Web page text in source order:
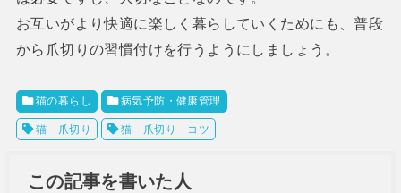
お互いがより快適に楽しく暮らしていくためにも、普段
から爪切りの習慣付けを行うようにしましょう。
猫の暮らし 病気予防・健康管理
猫 爪切り 猫 爪切り コツ
この記事を書いた人